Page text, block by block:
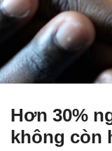
Hơn 30%
không còn